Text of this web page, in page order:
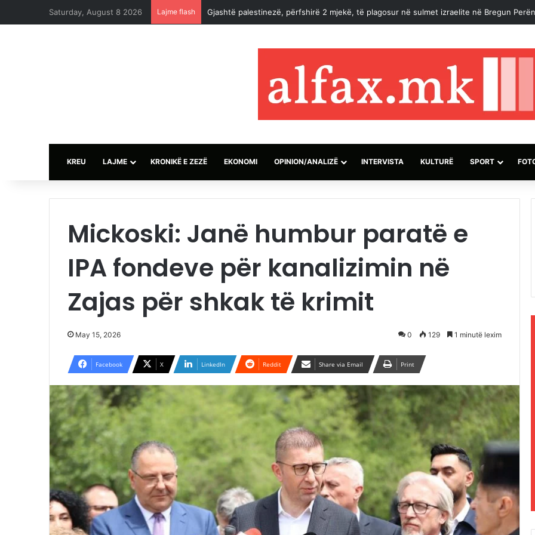
Saturday, August 8 2026 Lajme flash Abelardo de la Espriella betohet si president i Kolumbisë në ceremoni historike
KREU LAJME KRONIKË E ZEZË EKONOMI OPINION/ANALIZË INTERVISTA KULTURË SPORT
Mickoski: Janë humbur paratë e
IPA fondeve për kanalizimin në
Zajas për shkak të krimit
May 15, 2026 0 129 1 minutë lexim
Facebook X LinkedIn Reddit Share via Email Print